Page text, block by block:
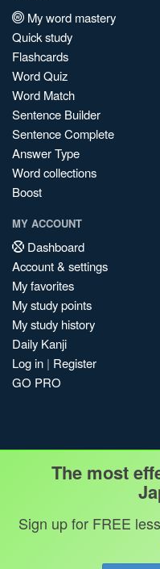
My word mastery
Quick study
Flashcards
Word Quiz
Word Match
Sentence Builder
Sentence Complete
Answer Type
Word collections
Boost
MY ACCOUNT
Dashboard
Account & settings
My favorites
My study points
My study history
Daily Kanji
Log in | Register
GO PRO
Jobs & opportunities
The most
Sign up for FREE